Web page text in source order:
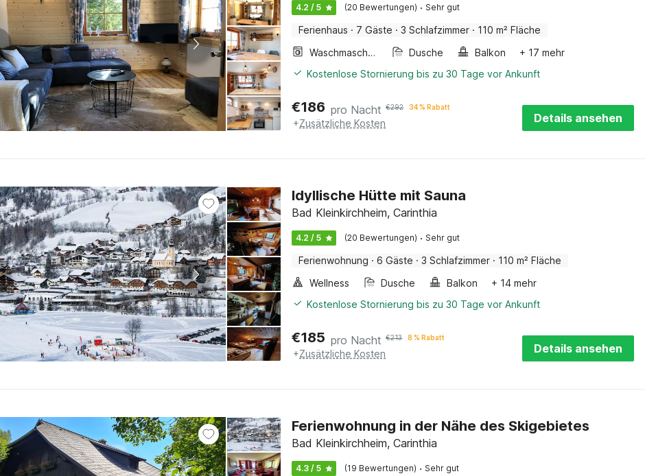
4.2 / 5 (20 Bewertungen) · Sehr gut
Ferienhaus · 7 Gäste · 3 Schlafzimmer · 110 m² Fläche
Waschmaschine
Dusche Balkon
+ 17 mehr
Kostenlose Stornierung bis zu 30 Tage vor Ankunft
€186 pro Nacht €292 34 % Rabatt
+Zusätzliche Kosten Details ansehen
Idyllische Hütte mit Sauna
Bad Kleinkirchheim, Carinthia
4.2 / 5 (20 Bewertungen) · Sehr gut
Ferienwohnung · 6 Gäste · 3 Schlafzimmer · 110 m² Fläche
Wellness
Dusche Balkon
+ 14 mehr
Kostenlose Stornierung bis zu 30 Tage vor Ankunft
€185 pro Nacht €213 8 % Rabatt
+Zusätzliche Kosten Details ansehen
Ferienwohnung in der Nähe des Skigebietes
Bad Kleinkirchheim, Carinthia
4.3 / 5 (19 Bewertungen) · Sehr gut